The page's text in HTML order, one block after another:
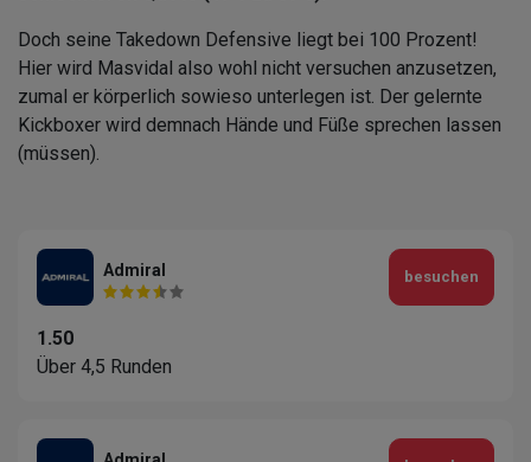
Doch seine Takedown Defensive liegt bei 100 Prozent!
Hier wird Masvidal also wohl nicht versuchen anzusetzen,
zumal er körperlich sowieso unterlegen ist. Der gelernte
Kickboxer wird demnach Hände und Füße sprechen lassen
(müssen).
Admiral
1.50
Über 4,5 Runden
besuchen